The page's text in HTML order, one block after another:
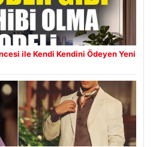
ile Kendi Kendini Ödeyen Yeni